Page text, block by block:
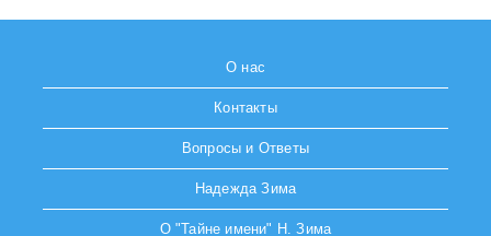
О нас
Контакты
Вопросы и Ответы
Надежда Зима
О "Тайне имени" Н. Зима